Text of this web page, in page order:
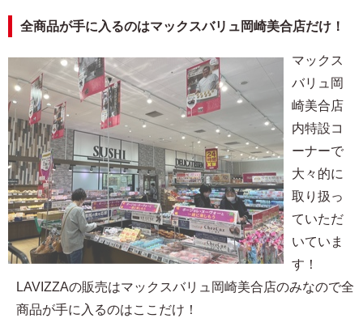
全商品が手に入るのはマックスバリュ岡崎美合店だけ！
マックス
バリュ岡
崎美合店
内特設コ
ーナーで
大々的に
取り扱っ
ていただ
いていま
す！
LAVIZZAの販売はマックスバリュ岡崎美合店のみなので全
商品が手に入るのはここだけ！